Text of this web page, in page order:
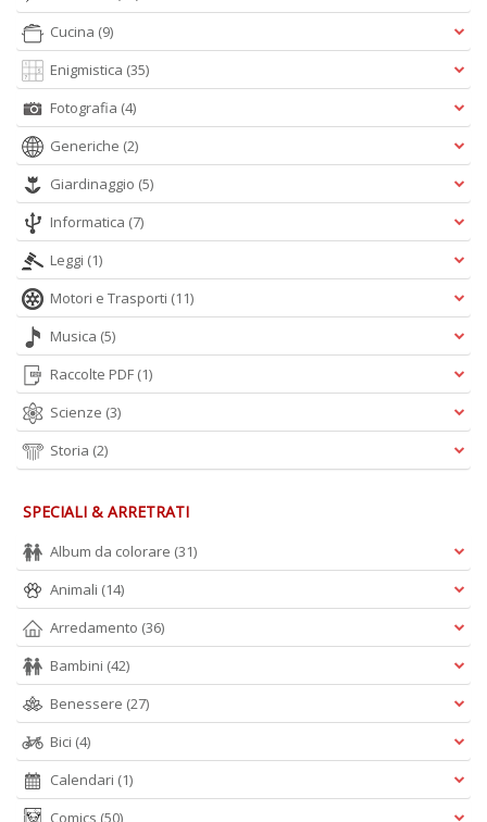
Cucina (9)
Enigmistica (35)
Fotografia (4)
Generiche (2)
Giardinaggio (5)
Informatica (7)
Leggi (1)
Motori e Trasporti (11)
Musica (5)
Raccolte PDF (1)
Scienze (3)
Storia (2)
SPECIALI & ARRETRATI
Album da colorare (31)
Animali (14)
Arredamento (36)
Bambini (42)
Benessere (27)
Bici (4)
Calendari (1)
Comics (50)